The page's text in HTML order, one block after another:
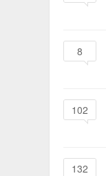
8
102
132